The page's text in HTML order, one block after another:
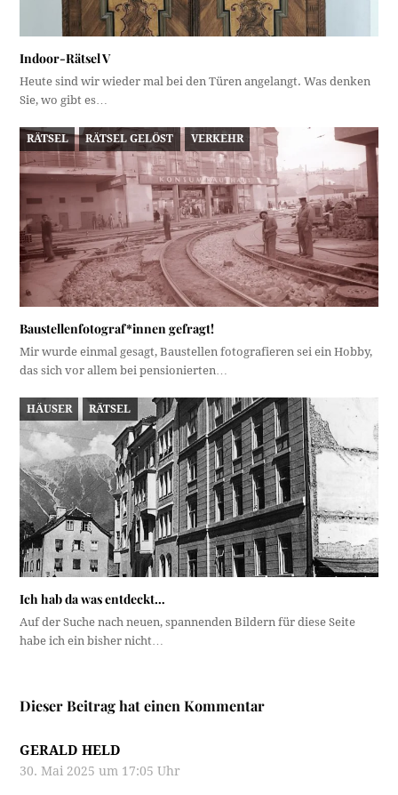
Indoor-Rätsel V
Heute sind wir wieder mal bei den Türen angelangt. Was denken
Sie, wo gibt es…
RÄTSEL RÄTSEL GELÖST VERKEHR
Baustellenfotograf*innen gefragt!
Mir wurde einmal gesagt, Baustellen fotografieren sei ein Hobby,
das sich vor allem bei pensionierten…
HÄUSER RÄTSEL
Ich hab da was entdeckt…
Auf der Suche nach neuen, spannenden Bildern für diese Seite
habe ich ein bisher nicht…
Dieser Beitrag hat einen Kommentar
GERALD HELD
30. Mai 2025 um 17:05 Uhr